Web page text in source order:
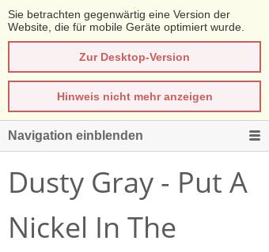
Sie betrachten gegenwärtig eine Version der
Website, die für mobile Geräte optimiert wurde.
Zur Desktop-Version
Hinweis nicht mehr anzeigen
Navigation einblenden
Dusty Gray - Put A
Nickel In The